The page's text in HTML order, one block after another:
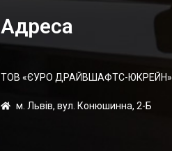
Адреса
ТОВ «ЄУРО ДРАЙВШАФТC-ЮКРЕЙН»
м. Львів, вул. Конюшинна, 2-Б